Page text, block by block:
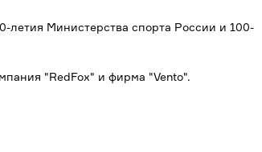
летия Министерства спорта России и 100-
"RedFox" и фирма "Vento".